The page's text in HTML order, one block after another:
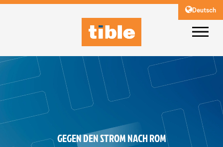
Deutsch
GEGEN DEN STROM NACH ROM